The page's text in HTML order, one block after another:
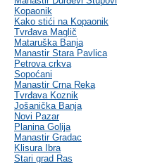
Kopaonik
Kako stići na Kopaonik
Tvrđava Maglič
Mataruška Banja
Manastir Stara Pavlica
Petrova crkva
Sopoćani
Manastir Crna Reka
Tvrđava Koznik
Jošanička Banja
Novi Pazar
Planina Golija
Manastir Gradac
Klisura Ibra
Stari grad Ras